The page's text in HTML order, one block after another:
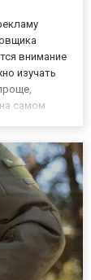
внимание
изучать
самом